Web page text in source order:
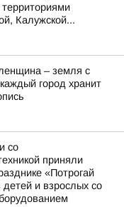
Калужской...
– земля с
город хранит
со
приняли
«Потрогай
детей и взрослых со